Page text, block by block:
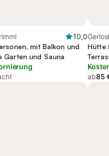
10,0
mit Balkon und
Garten und Sauna
Hütte
ab85